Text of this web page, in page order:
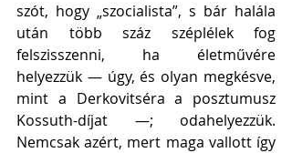
szót, hogy „szocialista”, s bár halála
után több száz széplélek fog
felszisszenni, ha életművére
helyezzük — úgy, és olyan megkésve,
mint a Derkovitséra a posztumusz
Kossuth-díjat —; odahelyezzük.
Nemcsak azért, mert maga vallott így